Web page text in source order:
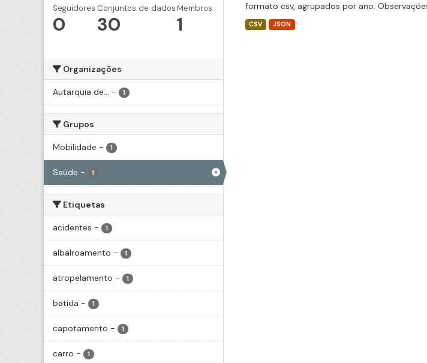
Seguidores
0
Conjuntos de dados
30
Membros
1
Organizações
Autarquia de... - 1
Grupos
Mobilidade - 1
Saúde - 1
Etiquetas
acidentes - 1
albalroamento - 1
atropelamento - 1
batida - 1
capotamento - 1
carro - 1
formato csv, agrupados por ano.
CSV JSON